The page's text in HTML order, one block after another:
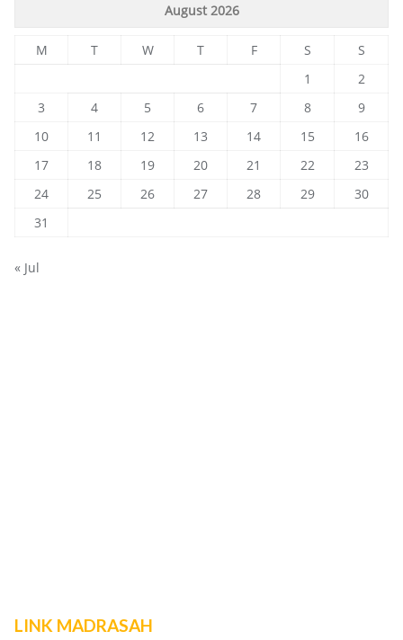
August 2026
M T W T F S
S
1
2
3
4 5 6 7 8
9
10
11 12 13 14 15
16
17
18 19 20 21 22
23
24
25 26 27 28 29
30
31
« Jul
LINK MADRASAH